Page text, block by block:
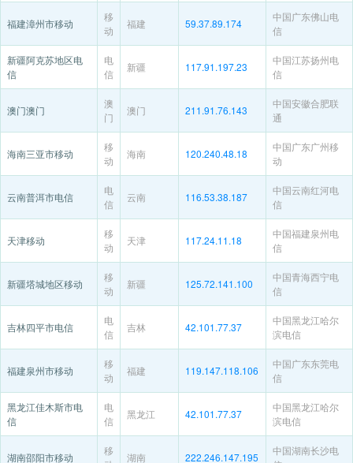
福建漳州市移动
移
动
福建 59.37.89.174
中国广东佛山电
信
新疆阿克苏地区电
信
电
信
新疆 117.91.197.23
中国江苏扬州电
信
澳门澳门
澳
门
澳门 211.91.76.143
中国安徽合肥联
通
海南三亚市移动
移
动
海南 120.240.48.18
中国广东广州移
动
云南普洱市电信
电
信
云南 116.53.38.187
中国云南红河电
信
天津移动
移
动
天津 117.24.11.18
中国福建泉州电
信
新疆塔城地区移动
移
动
新疆 125.72.141.100
中国青海西宁电
信
吉林四平市电信
电
信
吉林 42.101.77.37
中国黑龙江哈尔
滨电信
福建泉州市移动
移
动
福建 119.147.118.106
中国广东东莞电
信
黑龙江佳木斯市电
信
电
信
黑龙江 42.101.77.37
中国黑龙江哈尔
滨电信
湖南邵阳市移动
移
湖南 222.246.147.195
中国湖南长沙电